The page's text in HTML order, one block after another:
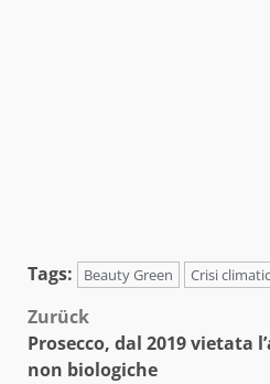
Tags: Beauty Green Crisi
Zurück
Prosecco, dal 2019 vietata
non biologiche